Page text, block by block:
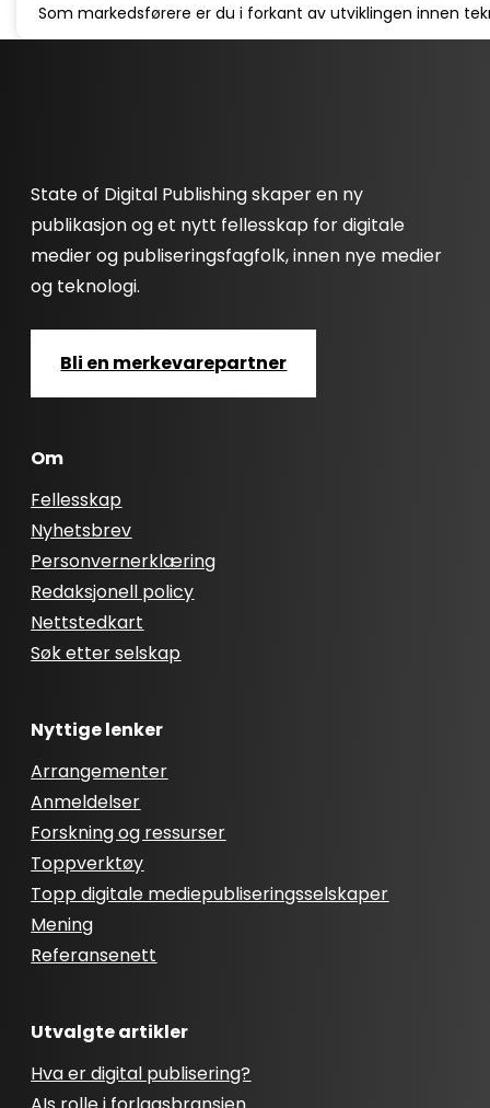
Som markedsførere er du i forkant av utviklingen innen
State of Digital Publishing skaper en ny
publikasjon og et nytt fellesskap for digitale
medier og publiseringsfagfolk, innen nye medier
og teknologi.
Bli en merkevarepartner
Om
Fellesskap
Nyhetsbrev
Personvernerklæring
Redaksjonell policy
Nettstedkart
Søk etter selskap
Nyttige lenker
Arrangementer
Anmeldelser
Forskning og ressurser
Toppverktøy
Topp digitale mediepubliseringsselskaper
Mening
Referansenett
Utvalgte artikler
Hva er digital publisering?